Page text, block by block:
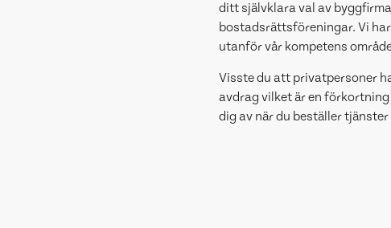
ditt självklara val av
bostadsrättsföreningar. Vi
utanför vår kompetens
Visste du att privatpersoner
avdrag vilket är en
dig av när du beställer tjänster